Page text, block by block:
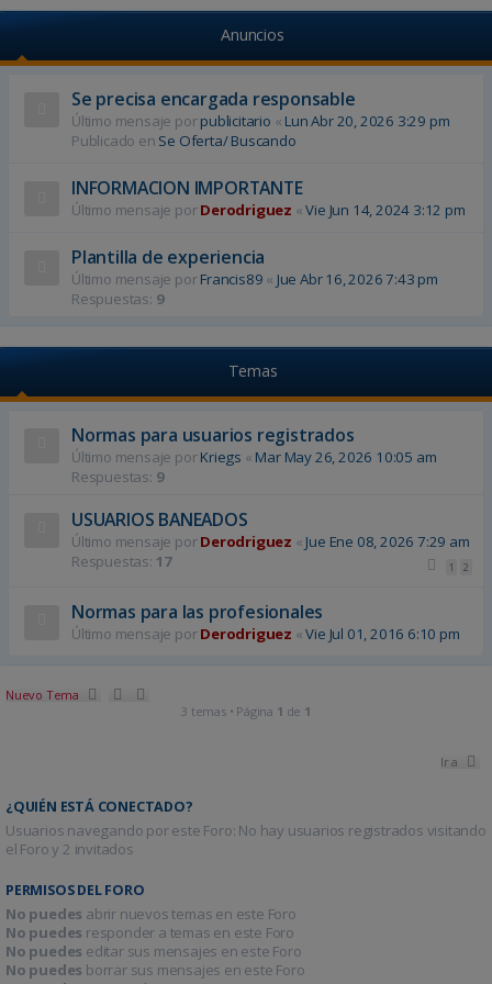
a
u
a
v
a
d
Anuncios
Se precisa encargada responsable
Último mensaje porpublicitario « Lun Abr 20, 2026 3:29 pm
Publicado en Se Oferta/ Buscando
INFORMACION IMPORTANTE
Último mensaje porDerodriguez «Vie Jun 14, 2024 3:12 pm
Plantilla de experiencia
Último mensaje porFrancis89 « Jue Abr 16, 2026 7:43 pm
Respuestas: 9
Temas
Normas para usuarios registrados
Último mensaje porKriegs « Mar May 26, 2026 10:05 am
Respuestas: 9
USUARIOS BANEADOS
Último mensaje porDerodriguez « Jue Ene 08, 2026 7:29 am
Respuestas: 17 1 2
Normas para las profesionales
Último mensaje porDerodriguez «Vie Jul 01, 2016 6:10 pm
Nuevo Tema
3 temas • Página 1 de 1
Ir a
¿QUIÉN ESTÁ CONECTADO?
Usuarios navegando por este Foro: No hay usuarios registrados visitando
el Foro y 2 invitados
PERMISOS DEL FORO
No puedes abrir nuevos temas en este Foro
No puedes responder a temas en este Foro
No puedes editar sus mensajes en este Foro
No puedes borrar sus mensajes en este Foro